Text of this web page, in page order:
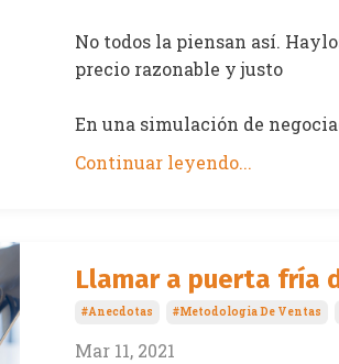
No todos la piensan así.
precio razonable y justo
En una simulación de
Continuar leyendo...
Llamar a puerta fría
#anecdotas #metodologia De Ventas
Mar 11, 2021